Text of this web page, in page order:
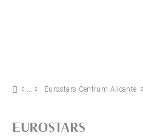
Eurostars Centrum Alicante